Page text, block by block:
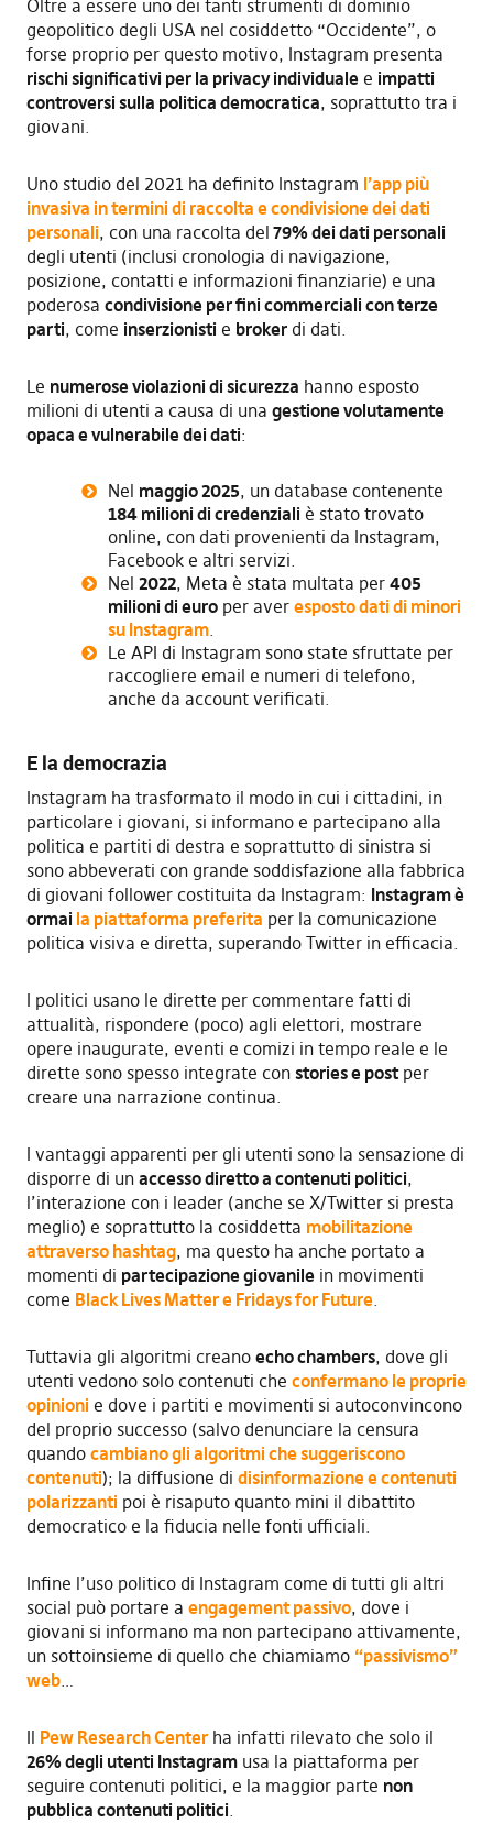
Oltre a essere uno dei tanti strumenti di dominio
geopolitico degli USA nel cosiddetto “Occidente”, o
forse proprio per questo motivo, Instagram presenta
rischi significativi per la privacy individualee impatti
controversi sulla politica democratica, soprattutto tra i
giovani.
Uno studio del 2021 ha definito Instagram l’app più
invasiva in termini di raccolta e condivisione dei dati
personali, con una raccolta del 79% dei dati personali
degli utenti (inclusi cronologia di navigazione,
posizione, contatti e informazioni finanziarie) e una
poderosa condivisioneper fini commerciali con terze
parti, come inserzionisti e brokerdi dati.
Le numerose violazioni di sicurezza hanno esposto
milioni di utenti a causa di una gestione volutamente
opaca e vulnerabile dei dati:
Nel maggio 2025, un database contenente
184 milioni di credenziali è stato trovato
online, con dati provenienti da Instagram,
Facebook e altri servizi.
Nel 2022, Meta è stata multata per 405
milioni di europer aver esposto dati di minori
su Instagram.
Le API di Instagram sono state sfruttate per
raccogliere email e numeri di telefono,
anche da account verificati.
E la democrazia
Instagram ha trasformato il modo in cui i cittadini, in
particolare i giovani, si informano e partecipano alla
politica e partiti di destra e soprattutto di sinistra si
sono abbeverati con grande soddisfazione alla fabbrica
di giovani follower costituita da Instagram: Instagram è
ormai la piattaforma preferita per la comunicazione
politica visiva e diretta, superando Twitter in efficacia.
I politici usano le dirette per commentare fatti di
attualità, rispondere (poco) agli elettori, mostrare
opere inaugurate, eventi e comizi in tempo reale e le
dirette sono spesso integrate con stories e postper
creare una narrazione continua.
I vantaggi apparenti per gli utenti sono la sensazione di
disporre di un accesso diretto a contenuti politici,
l’interazione con i leader (anche se X/Twitter si presta
meglio) e soprattutto la cosiddetta mobilitazione
attraverso hashtag, ma questo ha anche portato a
momenti di partecipazione giovanilein movimenti
come Black Lives Matter e Fridays for Future.
Tuttavia gli algoritmi creano echo chambers, dove gli
utenti vedono solo contenuti che confermano le proprie
opinioni e dove i partiti e movimenti si autoconvincono
del proprio successo (salvo denunciare la censura
quando cambiano gli algoritmi che suggeriscono
contenuti); la diffusione di disinformazione e contenuti
polarizzanti poi è risaputo quanto mini il dibattito
democratico e la fiducia nelle fonti ufficiali.
Infine l’uso politico di Instagram come di tutti gli altri
social può portare a engagement passivo, dove i
giovani si informano ma non partecipano attivamente,
un sottoinsieme di quello che chiamiamo “passivismo”
web…
Il Pew Research Centerha infatti rilevato che solo il
26% degli utenti Instagramusa la piattaforma per
seguire contenuti politici, e la maggior parte non
pubblica contenuti politici.